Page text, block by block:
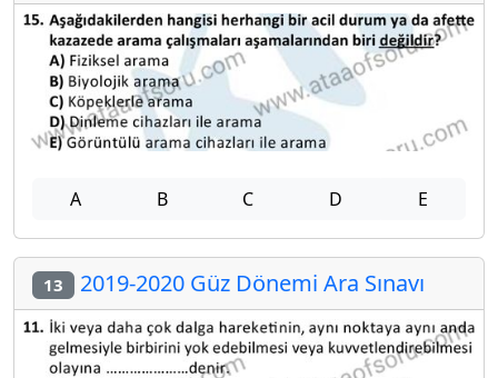
A B C D E
13 2019-2020 Güz Dönemi Ara Sınavı